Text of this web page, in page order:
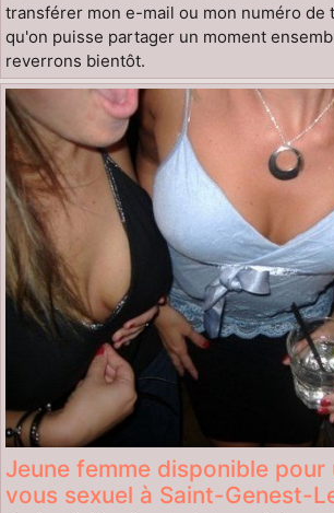
transférer mon e-mail ou mon numéro de
qu'on puisse partager un moment
reverrons bientôt.
Jeune femme disponible pour
vous sexuel à Saint-Genest-